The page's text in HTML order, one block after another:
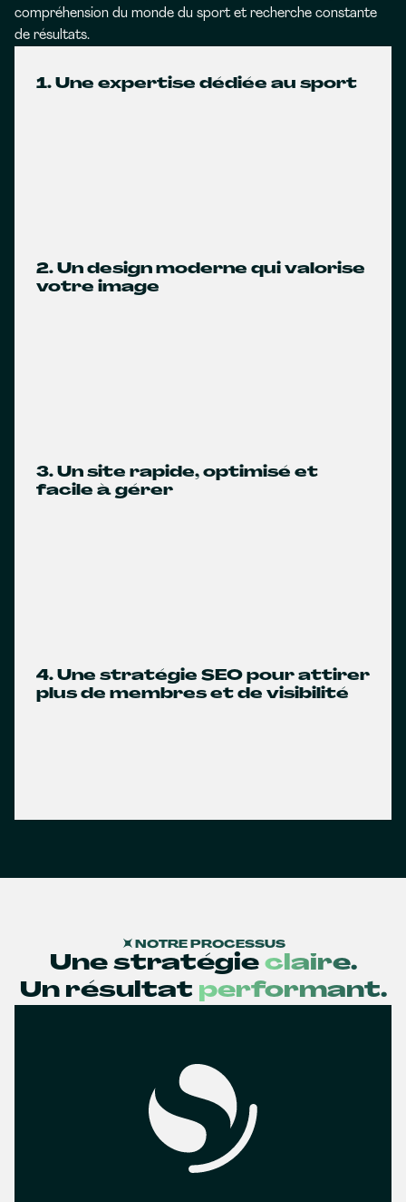
compréhension du monde du sport et recherche constante
de résultats.
1. Une expertise dédiée au sport
2. Un design moderne qui valorise
votre image
3. Un site rapide, optimisé et
facile à gérer
4. Une stratégie SEO pour attirer
plus de membres et de visibilité
NOTRE PROCESSUS
Une stratégie claire.
Un résultat performant.